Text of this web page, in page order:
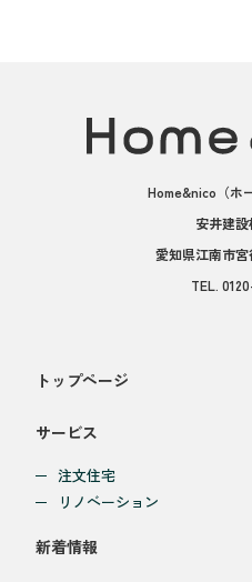
Home&nico （ホ
安井建
愛知県江南市
TEL.
トップページ
サービス
注文住宅
リノベーション
新着情報